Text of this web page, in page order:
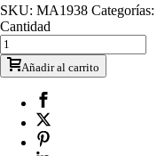
SKU: MA1938 Categorías:
Cantidad
Añadir al carrito